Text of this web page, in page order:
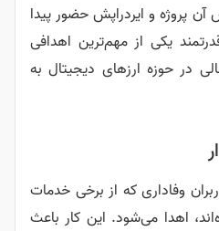
پروژه و ایردراپش حضور پیدا
یکی از مهم‌ترین اهدافی
در حوزه ارزهای دیجیتال به
وفاداری که از برخی خدمات
اهدا می‌شود. این کار باعث